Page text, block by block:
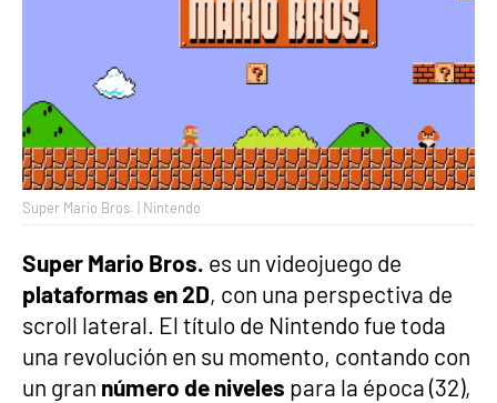
Super Mario Bros. | Nintendo
Super Mario Bros. es un videojuego de
plataformas en 2D, con una perspectiva de
scroll lateral. El título de Nintendo fue toda
una revolución en su momento, contando con
un gran número de niveles para la época (32),